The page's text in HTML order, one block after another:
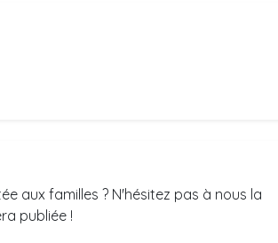
aux familles ? N'hésitez pas à nous la
publiée !